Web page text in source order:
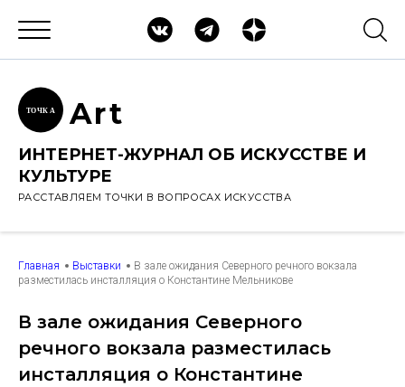
ТОЧК А Art
ИНТЕРНЕТ-ЖУРНАЛ ОБ ИСКУССТВЕ И
КУЛЬТУРЕ
РАССТАВЛЯЕМ ТОЧКИ В ВОПРОСАХ ИСКУССТВА
Главная Выставки
В зале ожидания Северного речного вокзала
разместилась инсталляция о Константине Мельникове
В зале ожидания Северного
речного вокзала разместилась
инсталляция о Константине